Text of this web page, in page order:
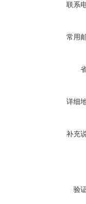
联系
常用
详细
补充
验